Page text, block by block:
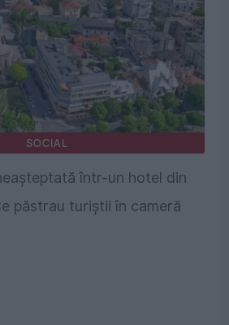
SOCIAL
într-un hotel din
păstrau turiștii în cameră